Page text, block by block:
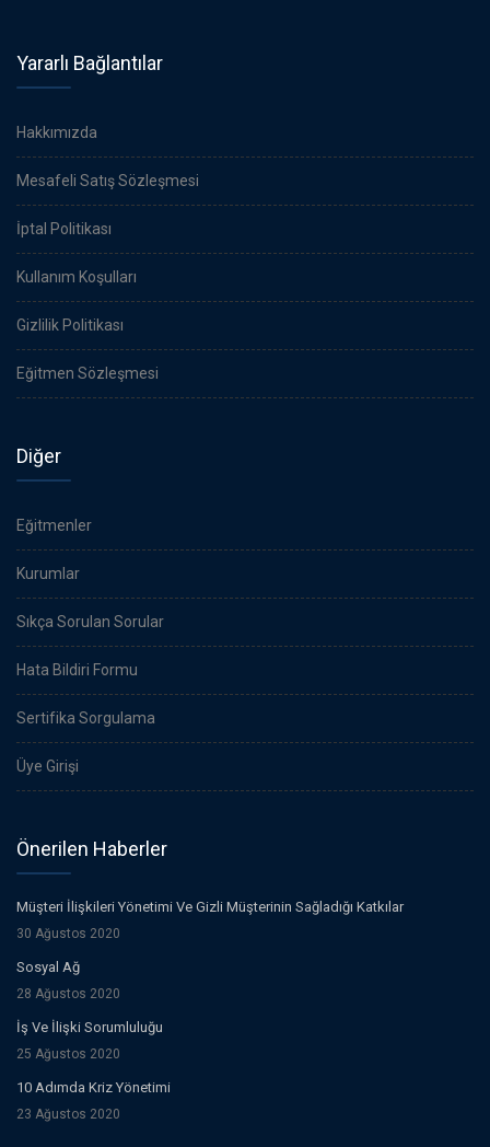
Yararlı Bağlantılar
Hakkımızda
Mesafeli Satış Sözleşmesi
İptal Politikası
Kullanım Koşulları
Gizlilik Politikası
Eğitmen Sözleşmesi
Diğer
Eğitmenler
Kurumlar
Sıkça Sorulan Sorular
Hata Bildiri Formu
Sertifika Sorgulama
Üye Girişi
Önerilen Haberler
Müşteri İlişkileri Yönetimi Ve Gizli Müşterinin Sağladığı Katkılar
30 Ağustos 2020
Sosyal Ağ
28 Ağustos 2020
İş Ve İlişki Sorumluluğu
25 Ağustos 2020
10 Adımda Kriz Yönetimi
23 Ağustos 2020